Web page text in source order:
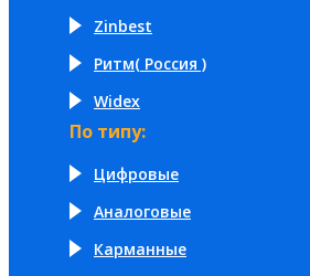
Zinbest
Ритм( Россия )
Widex
По типу:
Цифровые
Аналоговые
Карманные